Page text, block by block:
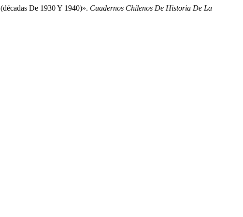
De 1930 Y 1940)». Cuadernos Chilenos De Historia De La